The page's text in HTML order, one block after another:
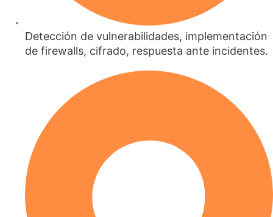
Detección de vulnerabilidades, implementación
de firewalls, cifrado, respuesta ante incidentes.